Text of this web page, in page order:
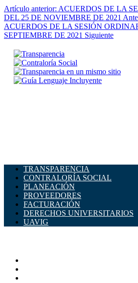
Artículo anterior: ACUERDOS DE LA
DEL 25 DE NOVIEMBRE DE 2021
ACUERDOS DE LA SESIÓN
SEPTIEMBRE DE 2021 Siguiente
TRANSPARENCIA
CONTRALORÍA SOCIAL
PLANEACIÓN
PROVEEDORES
FACTURACIÓN
DERECHOS UNIVERSITARIOS
UAVIG